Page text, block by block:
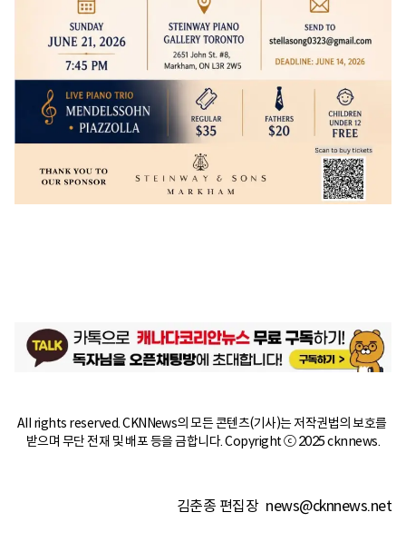
All rights reserved. CKNNews의 모든 콘텐츠(기사)는 저작권법의 보호를
받으며 무단 전재 및 배포 등을 금합니다. Copyright ⓒ 2025 cknnews.
김춘종 편집장 news@cknnews.net